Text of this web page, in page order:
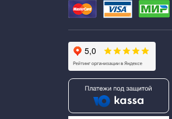
Познавательные экскурсии для
Экскурсии для школьников
Тематические экскурсии для
Весенние экскурсии для